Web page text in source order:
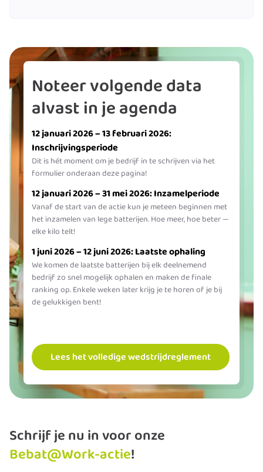
Noteer volgende data
alvast in je agenda
12 januari 2026 – 13 februari 2026:
Inschrijvingsperiode
Dit is hét moment om je bedrijf in te schrijven via het
formulier onderaan deze pagina!
12 januari 2026 – 31 mei 2026: Inzamelperiode
Vanaf de start van de actie kun je meteen beginnen met
het inzamelen van lege batterijen. Hoe meer, hoe beter —
elke kilo telt!
1 juni 2026 – 12 juni 2026: Laatste ophaling
We komen de laatste batterijen bij elk deelnemend
bedrijf zo snel mogelijk ophalen en maken de finale
ranking op. Enkele weken later krijg je te horen of je bij
de gelukkigen bent!
Lees het volledige wedstrijdreglement
Schrijf je nu in voor onze
Bebat@Work-actie!